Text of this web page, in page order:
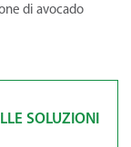
di avocado
SOLUZIONI